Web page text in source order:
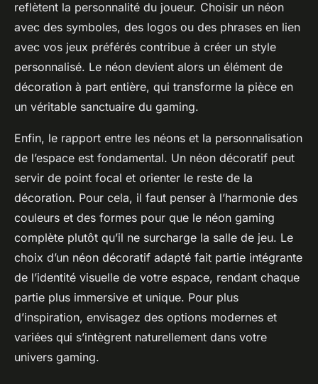
reflètent la personnalité du joueur. Choisir un néon
avec des symboles, des logos ou des phrases en lien
avec vos jeux préférés contribue à créer un style
personnalisé. Le néon devient alors un élément de
décoration à part entière, qui transforme la pièce en
un véritable sanctuaire du gaming.
Enfin, le rapport entre les néons et la personnalisation
de l’espace est fondamental. Un néon décoratif peut
servir de point focal et orienter le reste de la
décoration. Pour cela, il faut penser à l’harmonie des
couleurs et des formes pour que le néon gaming
complète plutôt qu’il ne surcharge la salle de jeu. Le
choix d’un néon décoratif adapté fait partie intégrante
de l’identité visuelle de votre espace, rendant chaque
partie plus immersive et unique. Pour plus
d’inspiration, envisagez des options modernes et
variées qui s’intègrent naturellement dans votre
univers gaming.